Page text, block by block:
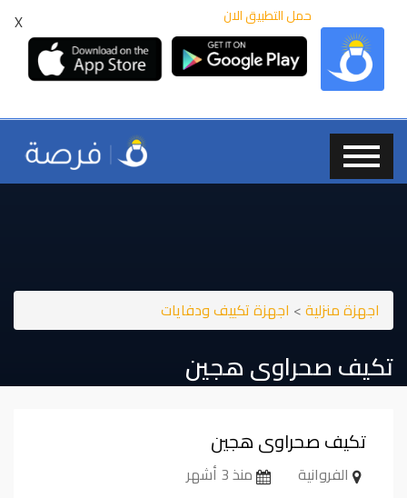
X حمل التطبيق الان
اجهزة منزلية> اجهزة تكييف ودفايات
تكيف صحراوى هجين
تكيف صحراوى هجين
الفروانية منذ 3 أشهر